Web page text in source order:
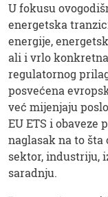
U fokusu
energetska
energije,
ali i vrlo
regulatornog
posvećena
već mijenjaju
EU ETS i obaveze
naglasak na to šta
sektor, industriju,
saradnju.